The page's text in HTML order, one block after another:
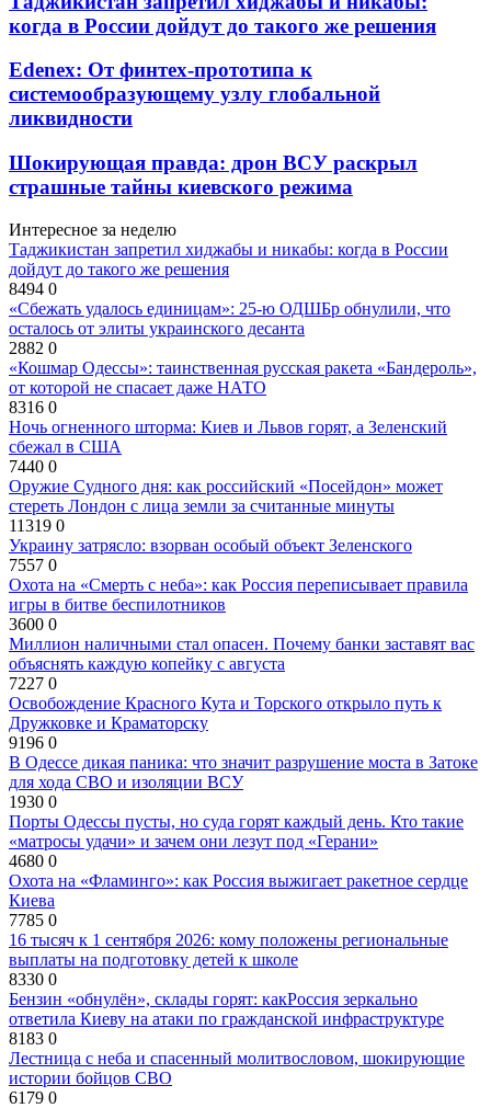
когда в России дойдут до такого же решения
Edenex: От финтех-прототипа к
системообразующему узлу глобальной
ликвидности
Шокирующая правда: дрон ВСУ раскрыл
страшные тайны киевского режима
Интересное за неделю
Таджикистан запретил хиджабы и никабы: когда в России
дойдут до такого же решения
8494 0
«Сбежать удалось единицам»: 25-ю ОДШБр обнулили, что
осталось от элиты украинского десанта
2882 0
«Кошмар Одессы»: таинственная русская ракета «Бандероль»,
от которой не спасает даже НАТО
8316 0
Ночь огненного шторма: Киев и Львов горят, а Зеленский
сбежал в США
7440 0
Оружие Судного дня: как российский «Посейдон» может
стереть Лондон с лица земли за считанные минуты
11319 0
Украину затрясло: взорван особый объект Зеленского
7557 0
Охота на «Смерть с неба»: как Россия переписывает правила
игры в битве беспилотников
3600 0
Миллион наличными стал опасен. Почему банки заставят вас
объяснять каждую копейку с августа
7227 0
Освобождение Красного Кута и Торского открыло путь к
Дружковке и Краматорску
9196 0
В Одессе дикая паника: что значит разрушение моста в Затоке
для хода СВО и изоляции ВСУ
1930 0
Порты Одессы пусты, но суда горят каждый день. Кто такие
«матросы удачи» и зачем они лезут под «Герани»
4680 0
Охота на «Фламинго»: как Россия выжигает ракетное сердце
Киева
7785 0
16 тысяч к 1 сентября 2026: кому положены региональные
выплаты на подготовку детей к школе
8330 0
Бензин «обнулён», склады горят: какРоссия зеркально
ответила Киеву на атаки по гражданской инфраструктуре
8183 0
Лестница с неба и спасенный молитвословом, шокирующие
истории бойцов СВО
6179 0